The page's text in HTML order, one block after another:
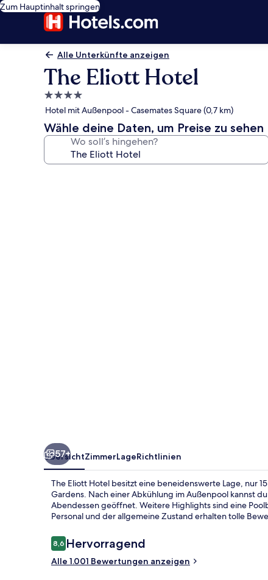
Zum Hauptinhalt springen
Alle Unterkünfte anzeigen
The Eliott Hotel
4.0-
Sterne-
Unterkunft
Hotel mit Außenpool - Casemates Square (0,7 km)
Wähle deine Daten, um Preise zu sehen
Wo soll’s hingehen?
57+
ÜbersichtZimmerLageRichtlinien
The Eliott Hotel besitzt eine beneidenswerte Lage, nur
Gardens. Nach einer Abkühlung im Außenpool kannst
Abendessen geöffnet. Weitere Highlights sind eine
Personal und der allgemeine Zustand erhalten tolle
Bewertungen
8,68,6 von 10.
Hervorragend
Alle 1.001 Bewertungen anzeigen